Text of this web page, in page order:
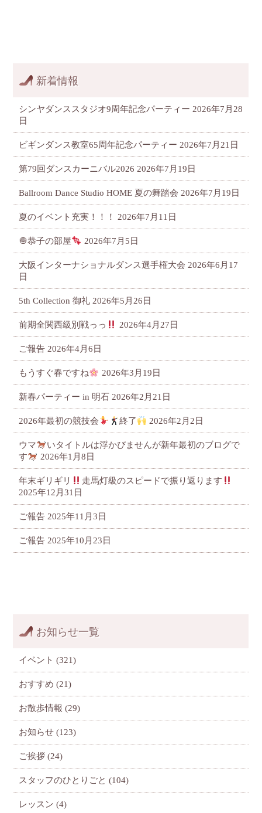
新着情報
シンヤダンススタジオ9周年記念パーティー 2026年7月28
日
ビギンダンス教室65周年記念パーティー 2026年7月21日
第79回ダンスカーニバル2026 2026年7月19日
Ballroom Dance Studio HOME 夏の舞踏会 2026年7月19日
夏のイベント充実！！！ 2026年7月11日
🧅恭子の部屋 2026年7月5日
大阪インターナショナルダンス選手権大会 2026年6月17
日
5th Collection 御礼 2026年5月26日
前期全関西級別戦っっ 2026年4月27日
ご報告 2026年4月6日
もうすぐ春ですね 2026年3月19日
新春パーティー in 明石 2026年2月21日
2026年最初の競技会 終了 2026年2月2日
ウマ
いタイトルは浮かびませんが新年最初のブログで
す
2026年1月8日
年末ギリギリ
走馬灯級のスピードで振り返ります
2025年12月31日
ご報告 2025年11月3日
ご報告 2025年10月23日
お知らせ一覧
イベント (321)
おすすめ (21)
お散歩情報 (29)
お知らせ (123)
ご挨拶 (24)
スタッフのひとりごと (104)
レッスン (4)